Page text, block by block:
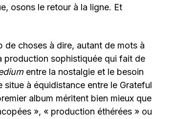
osons le retour à la ligne. Et
de choses à dire, autant de mots à
production sophistiquée qui fait de
entre la nostalgie et le besoin
à équidistance entre le Grateful
album méritent bien mieux que
», « production éthérées » ou